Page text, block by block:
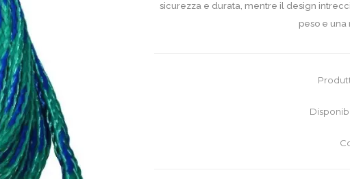
sicurezza e durata, mentre il design
peso e una